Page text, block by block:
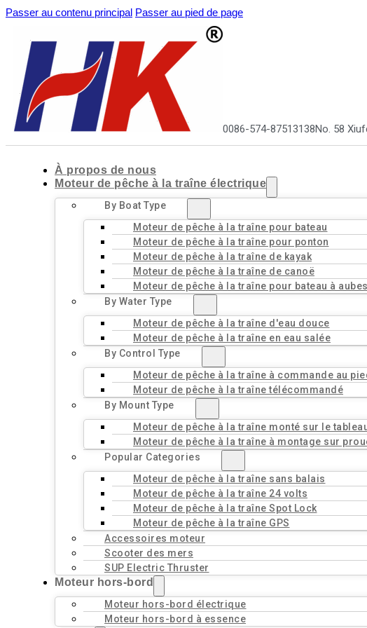
Passer au contenu principal Passer au pied de page
0086-574-87513138No. 58
À propos de nous
Moteur de pêche à la traîne électrique
By Boat Type
Moteur de pêche à la traîne pour bateau
Moteur de pêche à la traîne pour ponton
Moteur de pêche à la traîne de kayak
Moteur de pêche à la traîne de canoë
Moteur de pêche à la traîne pour bateau à aubes
By Water Type
Moteur de pêche à la traîne d'eau douce
Moteur de pêche à la traîne en eau salée
By Control Type
Moteur de pêche à la traîne à commande au
Moteur de pêche à la traîne télécommandé
By Mount Type
Moteur de pêche à la traîne monté sur le
Moteur de pêche à la traîne à montage sur
Popular Categories
Moteur de pêche à la traîne sans balais
Moteur de pêche à la traîne 24 volts
Moteur de pêche à la traîne Spot Lock
Moteur de pêche à la traîne GPS
Accessoires moteur
Scooter des mers
SUP Electric Thruster
Moteur hors-bord
Moteur hors-bord électrique
Moteur hors-bord à essence